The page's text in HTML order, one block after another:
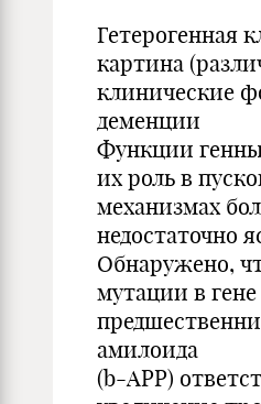
Гетерогенная
картина
клинические
деменции
Функции
их роль в
механизмах
недостаточно
Обнаружено,
мутации в
амилоида
(b-АРР)